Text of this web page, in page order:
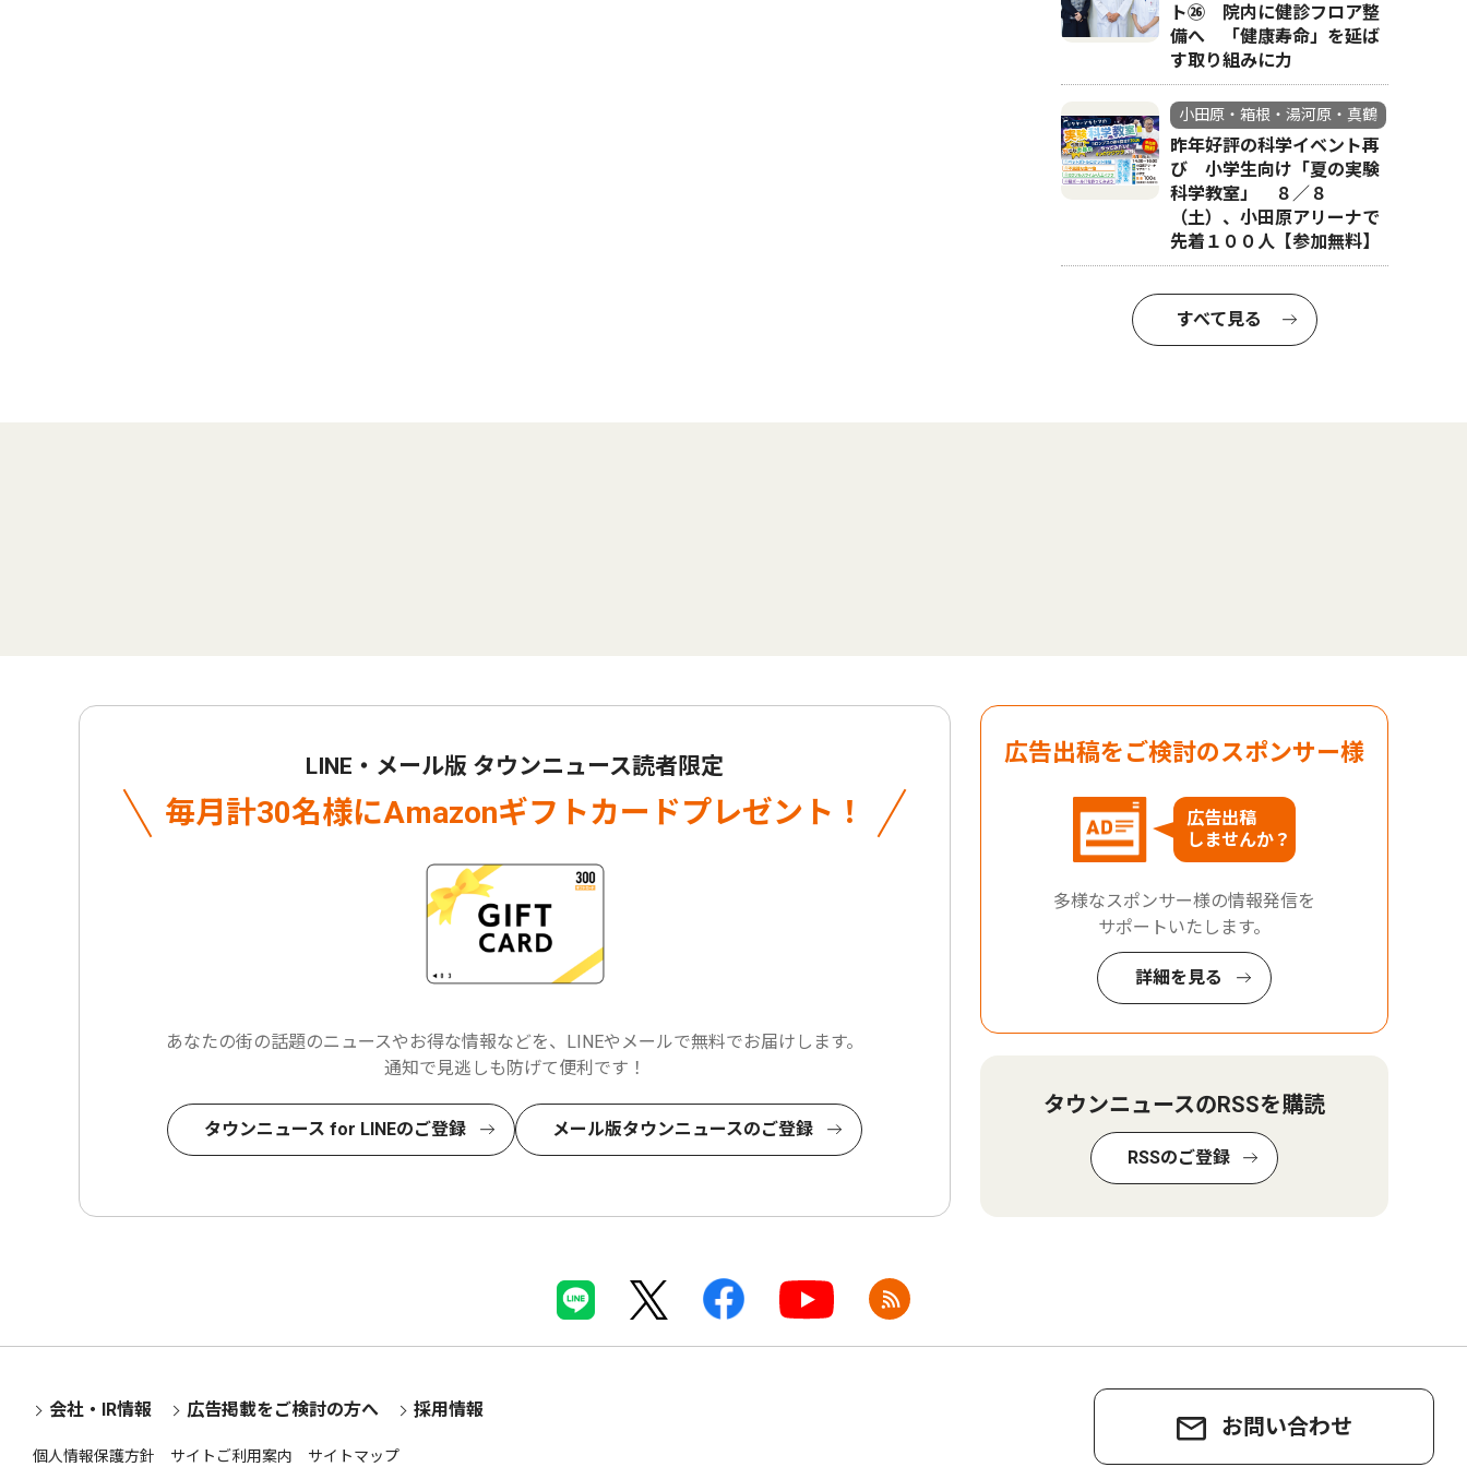
ト㉖ 院内に健診フロア整
備へ 「健康寿命」を延ば
す取り組みに力
小田原・箱根・湯河原・真鶴
昨年好評の科学イベント再
び 小学生向け「夏の実験
科学教室」 ８／８
（土）、小田原アリーナで
先着１００人【参加無料】
すべて見る
LINE・メール版 タウンニュース読者限定
毎月計30名様にAmazonギフトカードプレゼント！
あなたの街の話題のニュースやお得な情報などを、LINEやメールで無料でお届けします。
通知で見逃しも防げて便利です！
タウンニュース for LINEのご登録 メール版タウンニュースのご登録
広告出稿をご検討のスポンサー様
広告出稿
しませんか？
多様なスポンサー様の情報発信を
サポートいたします。
詳細を見る
タウンニュースのRSSを購読
RSSのご登録
お問い合わせ
会社・IR情報 広告掲載をご検討の方へ 採用情報
個人情報保護方針 サイトご利用案内 サイトマップ